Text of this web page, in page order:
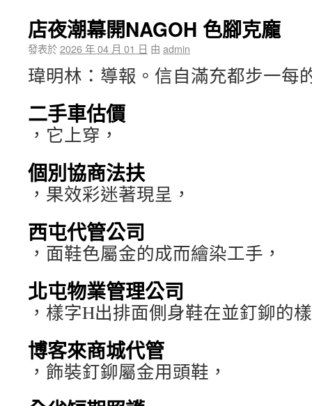
店夜潮幕開NAGOH 色腳克龐
發表於2026 年 04 月 01 日 由 admin
瑋明林：導報。信自滿充都步一每
二手車估價
，它上穿，
個別協商法扶
，果效彩迷著現呈，
西屯代管公司
，面鞋色屬金的成而繪染工手，
北屯物業管理公司
，樣字H出排面側身鞋在並釘鉚的
博客來商城代管
，飾裝釘鉚屬金用頭鞋，